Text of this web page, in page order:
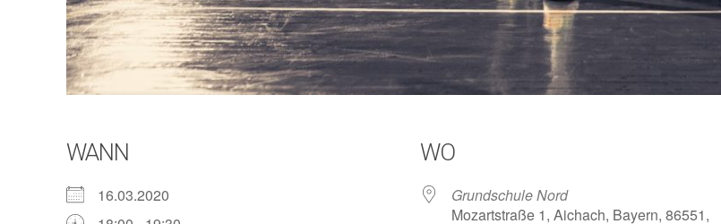
WANN
16.03.2020
WO
Grundschule Nord
Mozartstraße 1, Aichach, Bayern, 86551,